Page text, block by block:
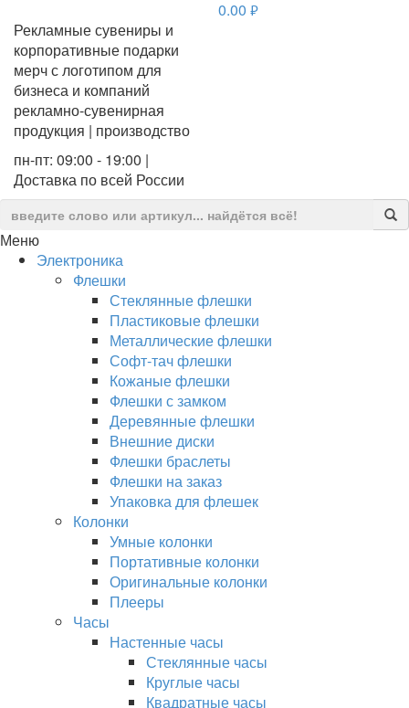
Рекламные сувениры и
корпоративные подарки
мерч с логотипом для
бизнеса и компаний
рекламно-сувенирная
продукция | производство
пн-пт: 09:00 - 19:00 |
Доставка по всей России
0.00 руб.
Меню
Электроника
Флешки
Стеклянные флешки
Пластиковые флешки
Металлические флешки
Софт-тач флешки
Кожаные флешки
Флешки с замком
Деревянные флешки
Внешние диски
Флешки браслеты
Флешки на заказ
Упаковка для флешек
Колонки
Умные колонки
Портативные колонки
Оригинальные колонки
Плееры
Часы
Настенные часы
Стеклянные часы
Круглые часы
Квадратные часы